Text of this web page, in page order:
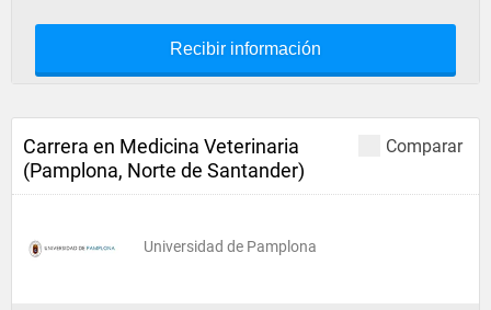
Recibir información
Comparar
Carrera en Medicina Veterinaria
(Pamplona, Norte de Santander)
Universidad de Pamplona